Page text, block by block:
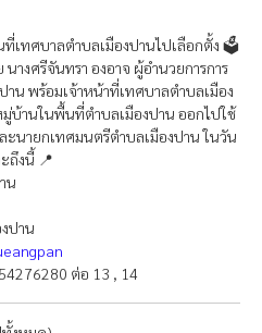
เทศบาลตำบลเมืองปานไปเลือกตั้ง 🗳
างศรีจันทรา องอาจ ผู้อำนวยการการ
าน พร้อมเจ้าหน้าที่เทศบาลตำบลเมือง
บ้านในพื้นที่ตำบลเมืองปาน ออกไปใช้
นายกเทศมนตรีตำบลเมืองปาน ในวัน
ถึงนี้ 📍
น
ปาน
ต่อ 13 , 14